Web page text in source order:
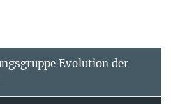
Evolution der